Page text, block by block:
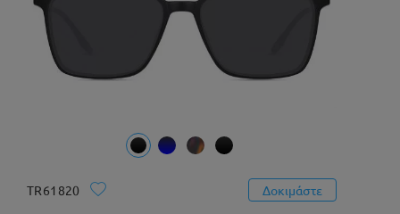
TR61820 Δοκιμάστε